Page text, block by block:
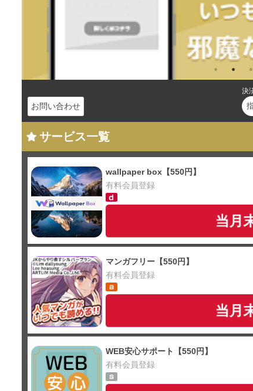
お問い合わせ
決
サービス一覧
wallpaper box【550円】
有料会員登録
当月
マンガフリー【550円】
有料会員登録
当月
WEB安心サポート【550円】
有料会員登録